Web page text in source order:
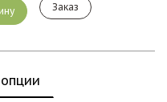
Заказ